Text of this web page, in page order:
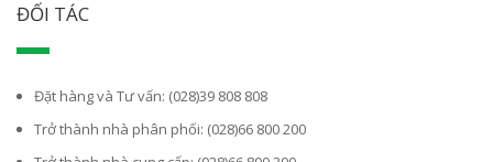
ĐỐI TÁC
Đặt hàng và Tư vấn: (028)39 808 808
Trở thành nhà phân phối: (028)66 800 200